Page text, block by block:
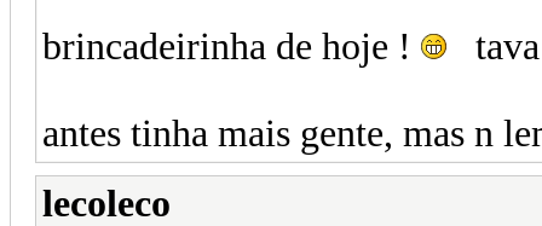
brincadeirinha de hoje !
antes tinha mais gente, mas n
lecoleco